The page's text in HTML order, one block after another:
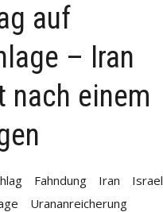
auf
– Iran
nach einem
Fahndung Iran
Israel
Urananreicherung